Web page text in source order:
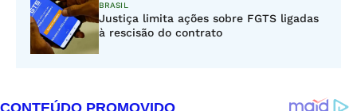
BRASIL
Justiça limita ações sobre FGTS ligadas
à rescisão do contrato